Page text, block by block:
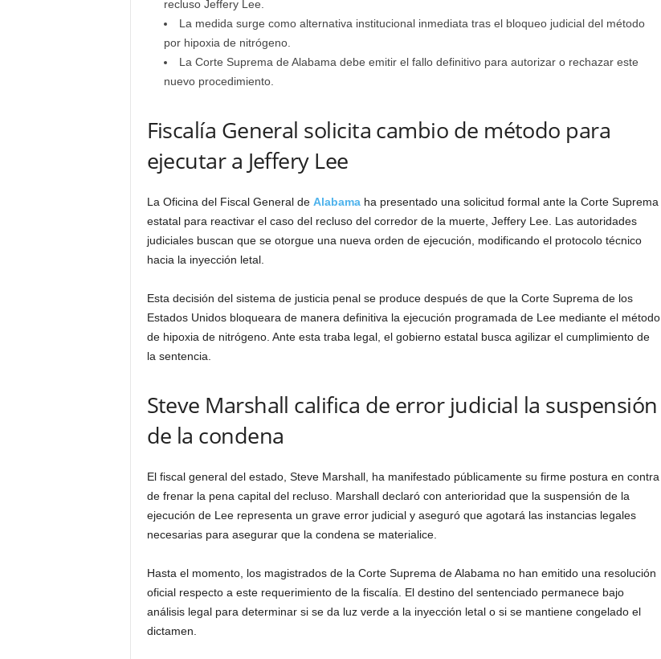
recluso Jeffery Lee.
La medida surge como alternativa institucional inmediata tras el bloqueo judicial del método
por hipoxia de nitrógeno.
La Corte Suprema de Alabama debe emitir el fallo definitivo para autorizar o rechazar este
nuevo procedimiento.
Fiscalía General solicita cambio de método para
ejecutar a Jeffery Lee
La Oficina del Fiscal General de Alabamaha presentado una solicitud formal ante la Corte Suprema
estatal para reactivar el caso del recluso del corredor de la muerte, Jeffery Lee. Las autoridades
judiciales buscan que se otorgue una nueva orden de ejecución, modificando el protocolo técnico
hacia la inyección letal.
Esta decisión del sistema de justicia penal se produce después de que la Corte Suprema de los
Estados Unidos bloqueara de manera definitiva la ejecución programada de Lee mediante el método
de hipoxia de nitrógeno. Ante esta traba legal, el gobierno estatal busca agilizar el cumplimiento de
la sentencia.
Steve Marshall califica de error judicial la suspensión
de la condena
El fiscal general del estado, Steve Marshall, ha manifestado públicamente su firme postura en contra
de frenar la pena capital del recluso. Marshall declaró con anterioridad que la suspensión de la
ejecución de Lee representa un grave error judicial y aseguró que agotará las instancias legales
necesarias para asegurar que la condena se materialice.
Hasta el momento, los magistrados de la Corte Suprema de Alabama no han emitido una resolución
oficial respecto a este requerimiento de la fiscalía. El destino del sentenciado permanece bajo
análisis legal para determinar si se da luz verde a la inyección letal o si se mantiene congelado el
dictamen.